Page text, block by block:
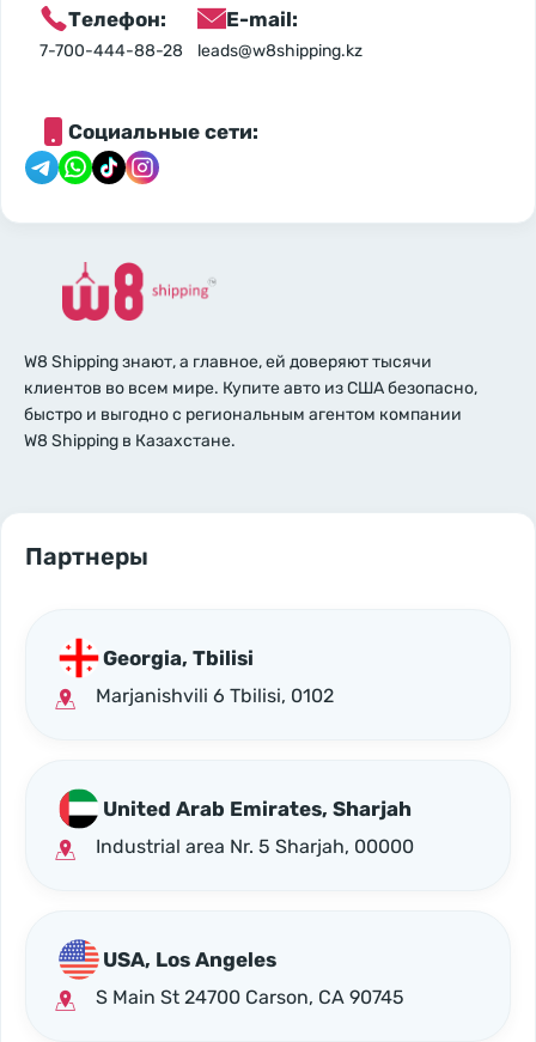
Телефон:
7-700-444-88-28
E-mail:
leads@w8shipping.kz
Социальные сети:
W8 Shipping знают, а главное, ей доверяют тысячи
клиентов во всем мире. Купите авто из США безопасно,
быстро и выгодно с региональным агентом компании
W8 Shipping в Казахстане.
Партнеры
Georgia, Tbilisi
Marjanishvili 6 Tbilisi, 0102
United Arab Emirates, Sharjah
Industrial area Nr. 5 Sharjah, 00000
USA, Los Angeles
S Main St 24700 Carson, CA 90745